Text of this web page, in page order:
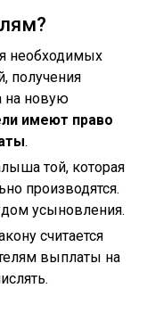
необходимых
получения
на новую
имеют право
.
той, которая
производятся.
усыновления.
считается
выплаты на